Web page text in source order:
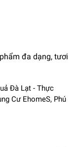
đa dạng, tươi
Đà Lạt - Thực
Cư EhomeS, Phú